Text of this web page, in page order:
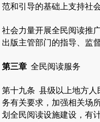
范和引导的基础上支持社
社会力量开展全民阅读推
出版主管部门的指导、监督
第三章 全民阅读服务
第十九条 县级以上地方人
务有关要求，加强相关场
划全民阅读设施建设，有